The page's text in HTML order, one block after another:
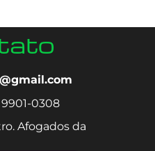
9901-0308
Afogados da